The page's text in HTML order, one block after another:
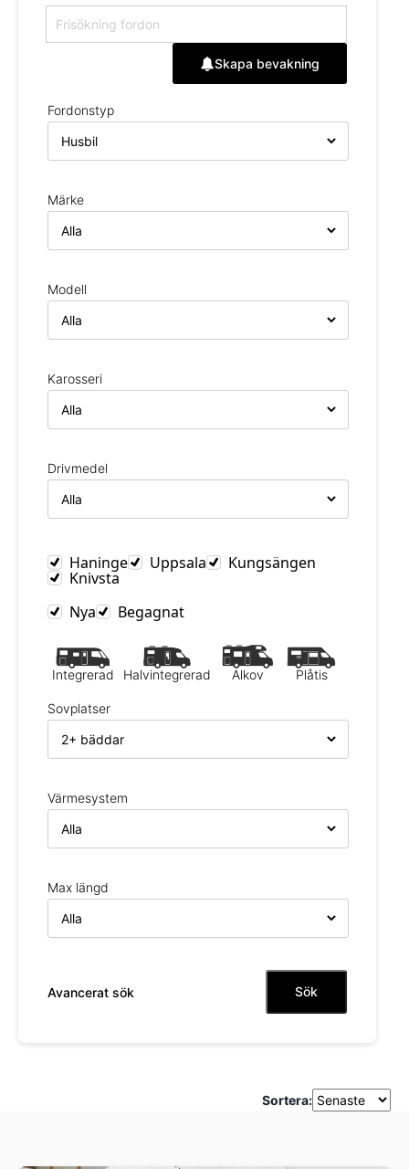
Skapa bevakning
Fordonstyp
Märke
Modell
Karosseri
Drivmedel
Haninge Uppsala Kungsängen
Knivsta
Nya
Begagnat
Integrerad Halvintegrerad Alkov Plåtis
Sovplatser
Värmesystem
Max längd
Avancerat sök Sök
Sortera: